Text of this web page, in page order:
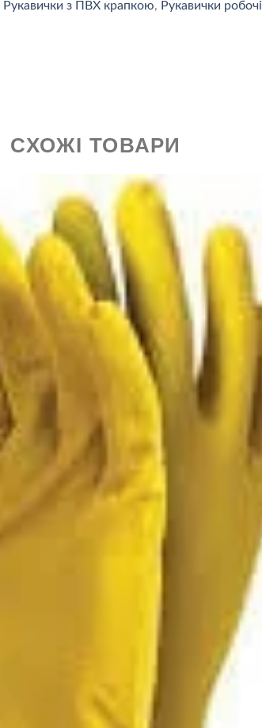
Рукавички з ПВХ крапкою, Рукавички робочі
СХОЖІ ТОВАРИ